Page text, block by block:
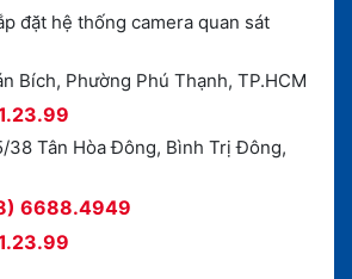
đặt hệ thống camera quan sát
Bích, Phường Phú Thạnh, TP.HCM
38 Tân Hòa Đông, Bình Trị Đông,
6688.4949